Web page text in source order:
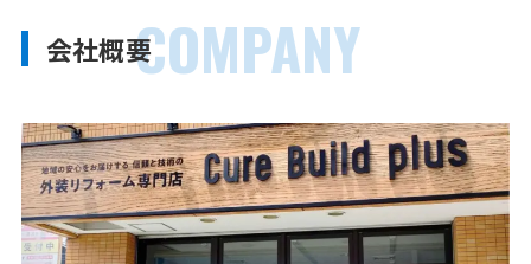
COMPANY
会社概要